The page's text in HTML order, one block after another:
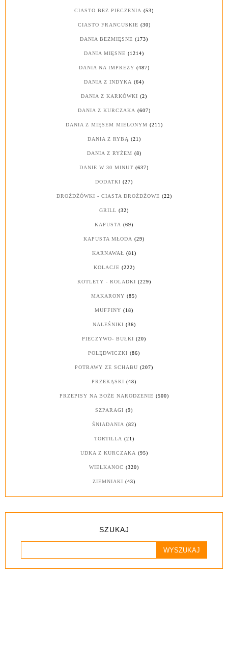
CIASTO BEZ PIECZENIA (53)
CIASTO FRANCUSKIE (30)
DANIA BEZMIĘSNE (173)
DANIA MIĘSNE (1214)
DANIA NA IMPREZY (487)
DANIA Z INDYKA (64)
DANIA Z KARKÓWKI (2)
DANIA Z KURCZAKA (607)
DANIA Z MIĘSEM MIELONYM (211)
DANIA Z RYBĄ (21)
DANIA Z RYŻEM (8)
DANIE W 30 MINUT (637)
DODATKI (27)
DROŻDŻÓWKI - CIASTA DROŻDŻOWE (22)
GRILL (32)
KAPUSTA (69)
KAPUSTA MŁODA (29)
KARNAWAŁ (81)
KOLACJE (222)
KOTLETY - ROLADKI (229)
MAKARONY (85)
MUFFINY (18)
NALEŚNIKI (36)
PIECZYWO- BUŁKI (20)
POLĘDWICZKI (86)
POTRAWY ZE SCHABU (207)
PRZEKĄSKI (48)
PRZEPISY NA BOŻE NARODZENIE (500)
SZPARAGI (9)
ŚNIADANIA (82)
TORTILLA (21)
UDKA Z KURCZAKA (95)
WIELKANOC (320)
ZIEMNIAKI (43)
SZUKAJ